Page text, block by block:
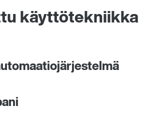
käyttötekniikka